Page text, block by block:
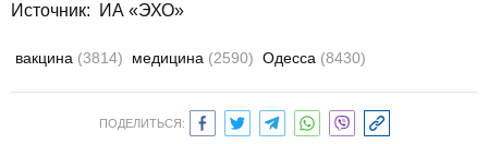
Источник: ИА «ЭХО»
вакцина (3814) медицина (2590) Одесса (8430)
ПОДЕЛИТЬСЯ: